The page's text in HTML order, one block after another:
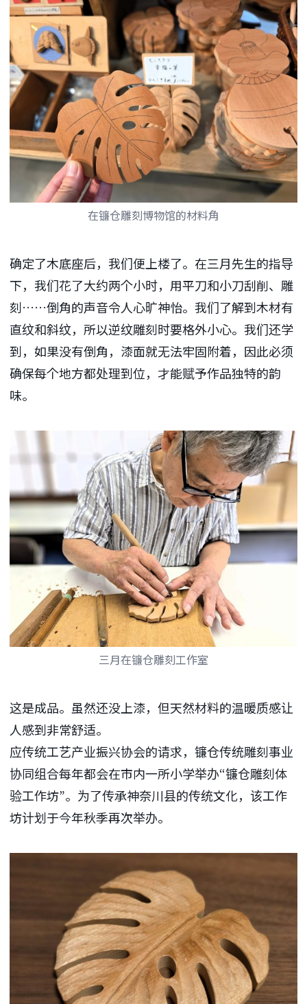
在镰仓雕刻博物馆的材料角
确定了木底座后，我们便上楼了。在三月先生的指导
下，我们花了大约两个小时，用平刀和小刀刮削、雕
刻……倒角的声音令人心旷神怡。我们了解到木材有
直纹和斜纹，所以逆纹雕刻时要格外小心。我们还学
到，如果没有倒角，漆面就无法牢固附着，因此必须
确保每个地方都处理到位，才能赋予作品独特的韵
味。
三月在镰仓雕刻工作室
这是成品。虽然还没上漆，但天然材料的温暖质感让
人感到非常舒适。
应传统工艺产业振兴协会的请求，镰仓传统雕刻事业
协同组合每年都会在市内一所小学举办“镰仓雕刻体
验工作坊”。为了传承神奈川县的传统文化，该工作
坊计划于今年秋季再次举办。